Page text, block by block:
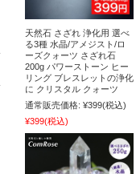
天然石 さざれ 浄化用 選べ
る3種 水晶/アメジスト/ロ
ーズクォーツ さざれ石
200g パワーストーン ヒー
リング ブレスレットの浄化
に クリスタル クォーツ
通常販売価格: ¥399(税込)
¥399(税込)